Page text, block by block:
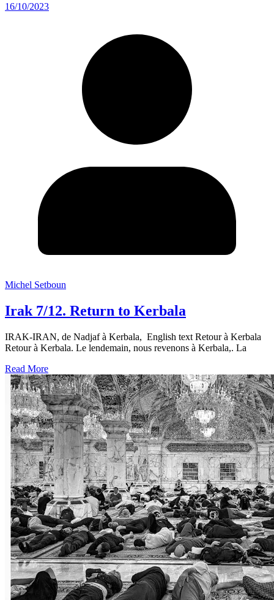
16/10/2023
Michel Setboun
Irak 7/12. Return to Kerbala
IRAK-IRAN, de Nadjaf à Kerbala, English text Retour à Kerbala
Retour à Kerbala. Le lendemain, nous revenons à Kerbala,. La
Read More